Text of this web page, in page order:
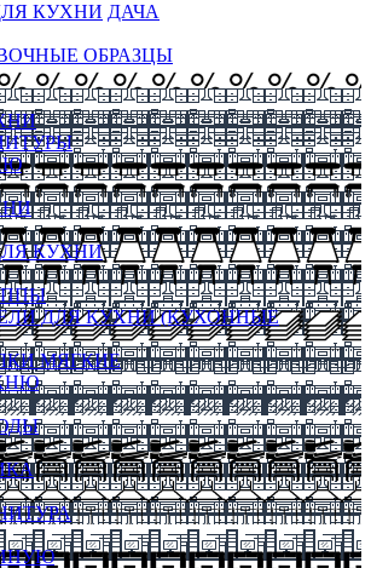
КУХНИ ДАЧА
ОБРАЗЦЫ
КУХНИ
ДЛЯ КУХНИ (КУХОННЫЕ
МЯГКИЕ